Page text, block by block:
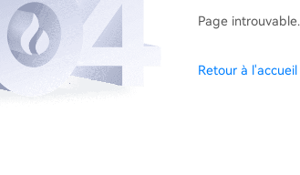
Page introuvable.
Retour à l'accueil